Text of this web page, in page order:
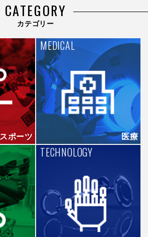
CATEGORY
カテゴリー
スポーツ 医療
MEDICAL
TECHNOLOGY